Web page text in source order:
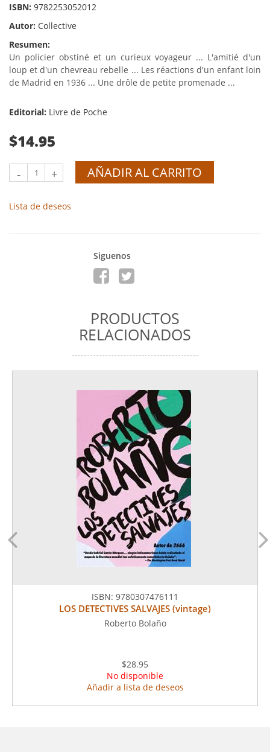
ISBN: 9782253052012
Autor: Collective
Resumen:
Un policier obstiné et un curieux voyageur ... L'amitié d'un
loup et d'un chevreau rebelle ... Les réactions d'un enfant loin
de Madrid en 1936 ... Une drôle de petite promenade ...
Editorial: Livre de Poche
$14.95
- + AÑADIR AL CARRITO
Lista de deseos
Siguenos
PRODUCTOS
RELACIONADOS
ISBN: 9780307476111
LOS DETECTIVES SALVAJES (vintage)
Roberto Bolaño
$28.95
No disponible
Añadir a lista de deseos